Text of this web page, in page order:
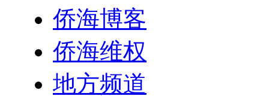
侨海博客
侨海维权
地方频道